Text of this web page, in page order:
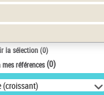
la sélection (0)
références(0)
(croissant)